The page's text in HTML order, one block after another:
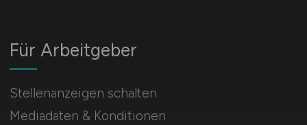
Für Arbeitgeber
Stellenanzeigen schalten
Mediadaten & Konditionen